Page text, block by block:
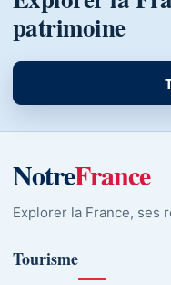
patrimoine
NotreFrance
Explorer la France, ses
Tourisme